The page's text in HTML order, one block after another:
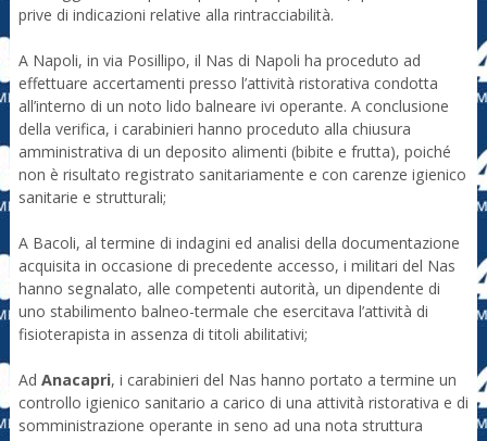
prive di indicazioni relative alla rintracciabilità.
A Napoli, in via Posillipo, il Nas di Napoli ha proceduto ad
effettuare accertamenti presso l’attività ristorativa condotta
all’interno di un noto lido balneare ivi operante. A conclusione
della verifica, i carabinieri hanno proceduto alla chiusura
amministrativa di un deposito alimenti (bibite e frutta), poiché
non è risultato registrato sanitariamente e con carenze igienico
sanitarie e strutturali;
A Bacoli, al termine di indagini ed analisi della documentazione
acquisita in occasione di precedente accesso, i militari del Nas
hanno segnalato, alle competenti autorità, un dipendente di
uno stabilimento balneo-termale che esercitava l’attività di
fisioterapista in assenza di titoli abilitativi;
Ad Anacapri, i carabinieri del Nas hanno portato a termine un
controllo igienico sanitario a carico di una attività ristorativa e di
somministrazione operante in seno ad una nota struttura